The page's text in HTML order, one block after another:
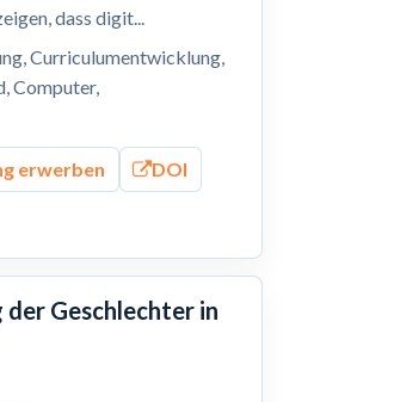
dass digit...
Curriculumentwicklung,
Computer,
erwerben DOI
der Geschlechter in